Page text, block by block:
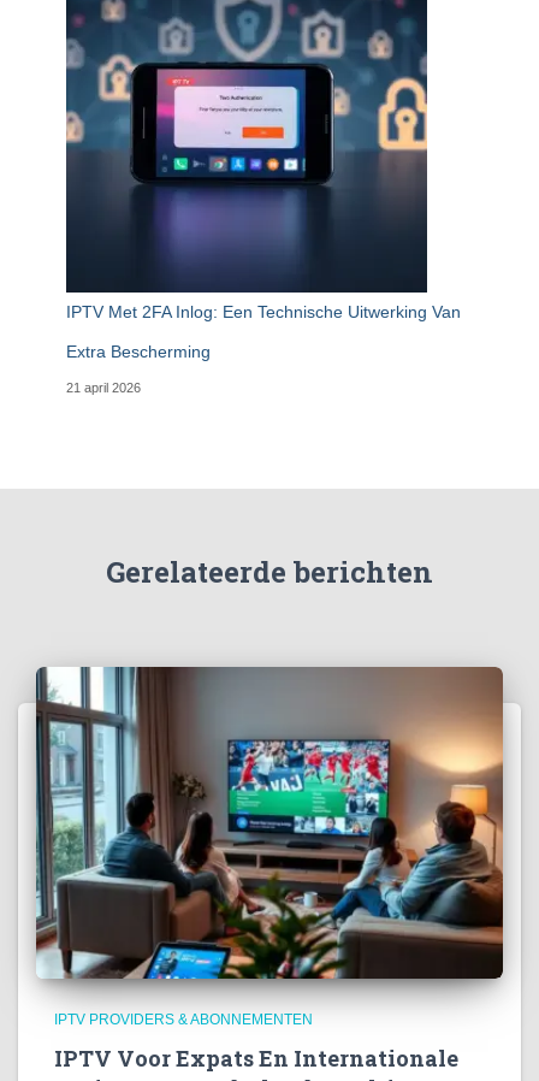
IPTV Met 2FA Inlog: Een Technische Uitwerking Van
Extra Bescherming
21 april 2026
Gerelateerde berichten
IPTV PROVIDERS & ABONNEMENTEN
IPTV Voor Expats En Internationale